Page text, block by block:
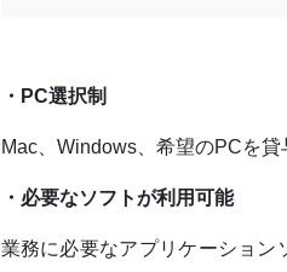
・PC選択制
Mac、Windows、希望のPCを
・必要なソフトが利用可能
業務に必要なアプリケーション